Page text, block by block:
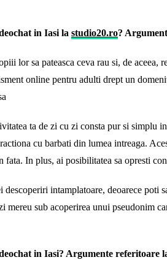
in Iasi la studio20.ro?
lor sa pateasca ceva rau si, de aceea,
online pentru adulti drept un
ta de zi cu zi consta pur si simplu
cu barbati din lumea intreaga.
fata. In plus, ai posibilitatea sa opresti
intamplatoare, deoarece poti
mereu sub acoperirea unui pseudonim
in Iasi? Argumente referitoare